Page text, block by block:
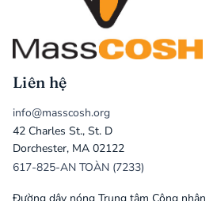
Liên hệ
info@masscosh.org
42 Charles St., St. D
Dorchester, MA 02122
617-825-AN TOÀN (7233)